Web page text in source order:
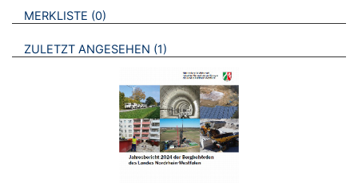
VERWEISE AUF VERMERKTE- ODER ZULETZT ANGESEHENE
MERKLISTE 0 BROSCHÜREN
ZULETZT ANGESEHEN 1 BROSCHÜREN